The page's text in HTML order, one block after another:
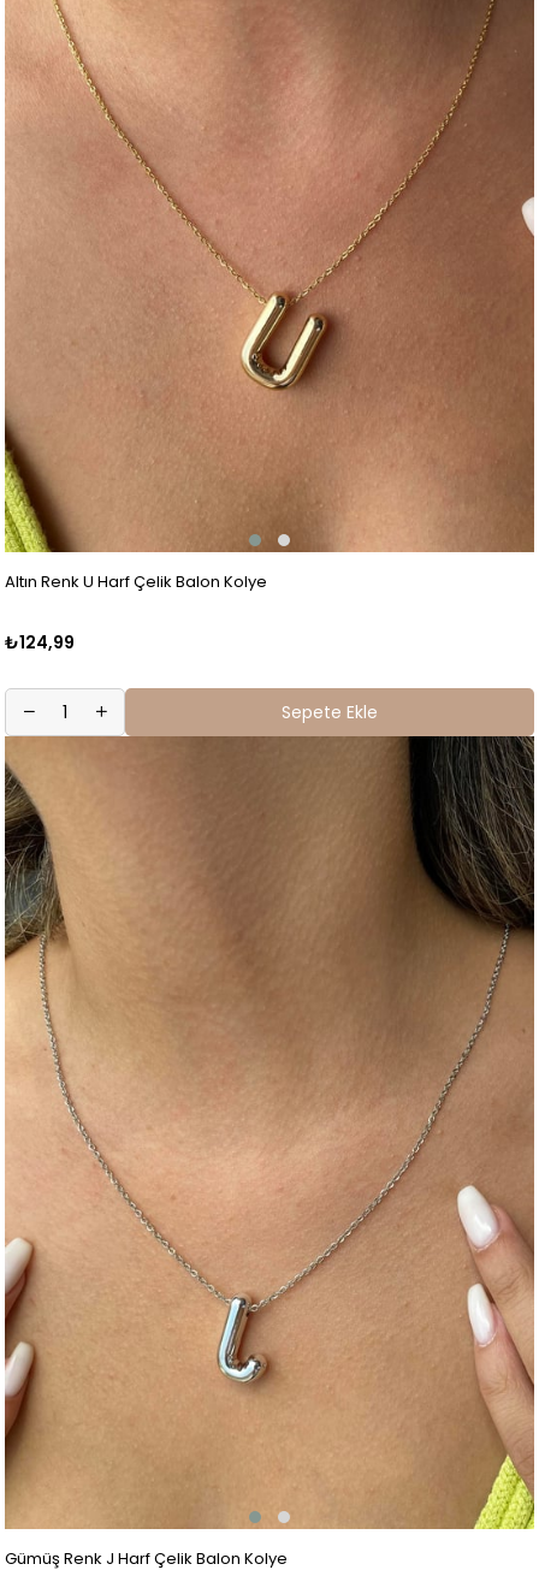
Altın Renk U Harf Çelik Balon Kolye
₺124,99
Sepete Ekle
Gümüş Renk J Harf Çelik Balon Kolye